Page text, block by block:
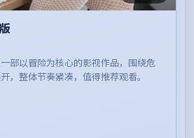
部以冒险为核心的影视作品，围绕危
，整体节奏紧凑，值得推荐观看。